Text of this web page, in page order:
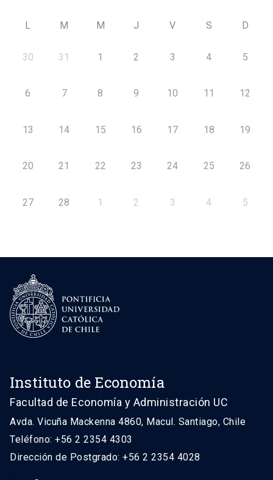
L M M J V S D
30 31 1 2 3 4 5
6 7 8 9 10 11 12
13 14 15 16 17 18 19
20 21 22 23 24 25 26
27 28 1 2 3 4 5
Instituto de Economía
Facultad de Economía y Administración UC
Avda. Vicuña Mackenna 4860, Macul. Santiago, Chile
Teléfono: +56 2 2354 4303
Dirección de Postgrado: +56 2 2354 4028